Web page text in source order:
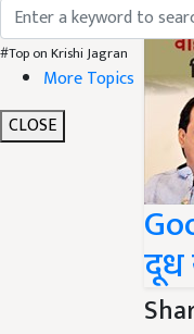
#Top on Krishi Jagran
More Topics
CLOSE
दूध